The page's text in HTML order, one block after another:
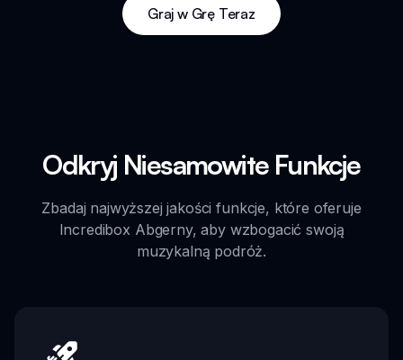
Graj w Grę Teraz
Odkryj Niesamowite Funkcje
Zbadaj najwyższej jakości funkcje, które oferuje
Incredibox Abgerny, aby wzbogacić swoją
muzykalną podróż.